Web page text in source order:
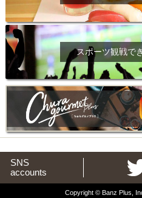
スポーツ観戦で
SNS
accounts
Copyright © Banz Plus,